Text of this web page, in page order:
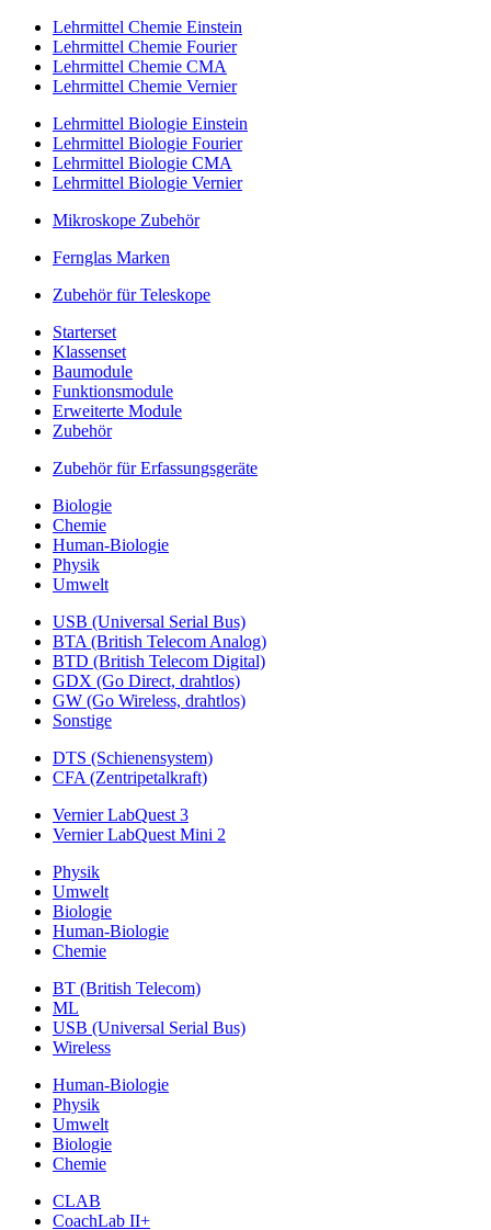
Lehrmittel Chemie Einstein
Lehrmittel Chemie Fourier
Lehrmittel Chemie CMA
Lehrmittel Chemie Vernier
Lehrmittel Biologie Einstein
Lehrmittel Biologie Fourier
Lehrmittel Biologie CMA
Lehrmittel Biologie Vernier
Mikroskope Zubehör
Fernglas Marken
Zubehör für Teleskope
Starterset
Klassenset
Baumodule
Funktionsmodule
Erweiterte Module
Zubehör
Zubehör für Erfassungsgeräte
Biologie
Chemie
Human-Biologie
Physik
Umwelt
USB (Universal Serial Bus)
BTA (British Telecom Analog)
BTD (British Telecom Digital)
GDX (Go Direct, drahtlos)
GW (Go Wireless, drahtlos)
Sonstige
DTS (Schienensystem)
CFA (Zentripetalkraft)
Vernier LabQuest 3
Vernier LabQuest Mini 2
Physik
Umwelt
Biologie
Human-Biologie
Chemie
BT (British Telecom)
ML
USB (Universal Serial Bus)
Wireless
Human-Biologie
Physik
Umwelt
Biologie
Chemie
CLAB
CoachLab II+